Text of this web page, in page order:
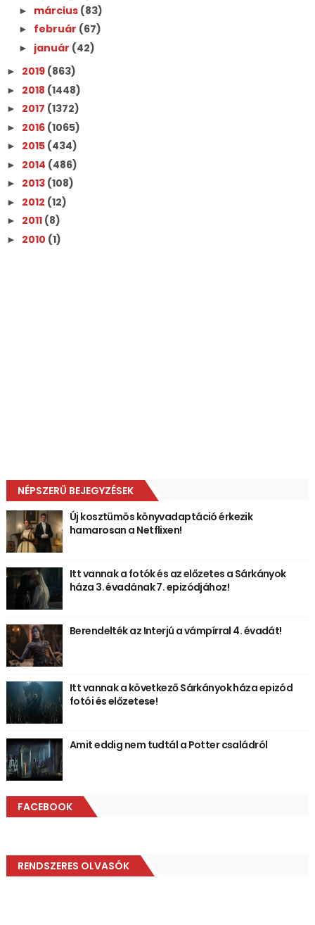
► március (83)
► február (67)
► január (42)
► 2019 (863)
► 2018 (1448)
► 2017 (1372)
► 2016 (1065)
► 2015 (434)
► 2014 (486)
► 2013 (108)
► 2012 (12)
► 2011 (8)
► 2010 (1)
NÉPSZERŰ BEJEGYZÉSEK
Új kosztümös könyvadaptáció érkezik
hamarosan a Netflixen!
Itt vannak a fotók és az előzetes a Sárkányok
háza 3. évadának 7. epizódjához!
Berendelték az Interjú a vámpírral 4. évadát!
Itt vannak a következő Sárkányok háza epizód
fotói és előzetese!
Amit eddig nem tudtál a Potter családról
FACEBOOK
RENDSZERES OLVASÓK